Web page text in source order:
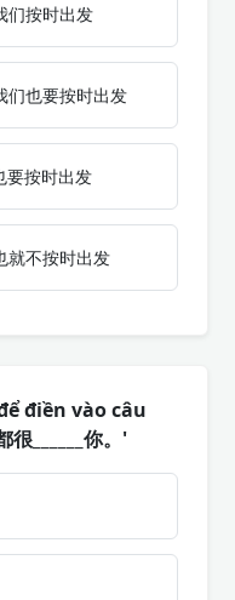
们按时出发
们也要按时出发
要按时出发
就不按时出发
điền vào câu
______你。'